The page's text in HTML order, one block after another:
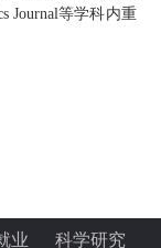
Journal等学科内重
业 科学研究